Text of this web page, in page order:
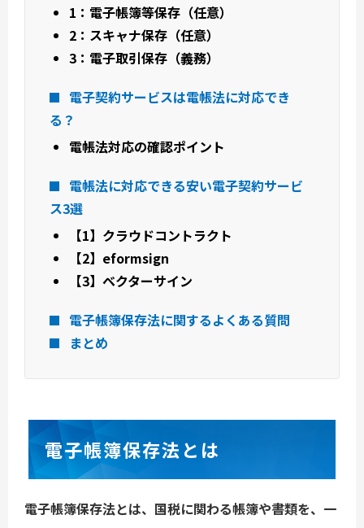
1：電子帳簿等保存（任意）
2：スキャナ保存（任意）
3：電子取引保存（義務）
電子契約サービスは電帳法に対応でき
る？
電帳法対応の確認ポイント
電帳法に対応できる安い電子契約サービ
ス3選
【1】クラウドコントラクト
【2】eformsign
【3】ベクターサイン
電子帳簿保存法に関するよくある質問
まとめ
電子帳簿保存法とは
電子帳簿保存法とは、国税に関わる帳簿や書類を、一